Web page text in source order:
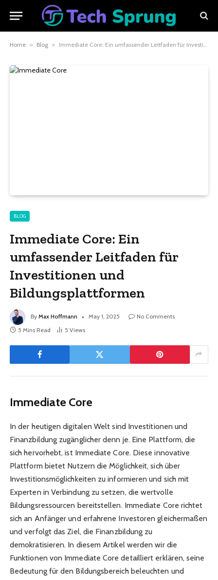
Home » Blog » Immediate Core: Ein umfassender Leitfaden für Investitionen und Bildungsplattformen
BLOG
Immediate Core: Ein
umfassender Leitfaden für
Investitionen und
Bildungsplattformen
By Max Hoffmann May 1, 2025
No Comments
5 Mins Read
5 Views
Immediate Core
In der heutigen digitalen Welt sind Investitionen und
Finanzbildung zugänglicher denn je. Eine Plattform, die
sich hervorhebt, ist Immediate Core. Diese innovative
Plattform bietet Nutzern die Möglichkeit, sich über
Investitionsmöglichkeiten zu informieren und sich mit
Experten in Verbindung zu setzen, die wertvolle
Bildungsressourcen bereitstellen. Immediate Core richtet
sich an Anfänger und erfahrene Investoren gleichermaßen
und verfolgt das Ziel, die Finanzbildung zu
demokratisieren. In diesem Artikel werden wir die
Funktionen von Immediate Core detailliert erklären, seine
Bedeutung für den Bildungsbereich beleuchten und